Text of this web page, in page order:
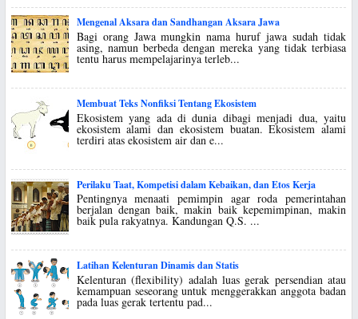
Mengenal Aksara dan Sandhangan Aksara Jawa
Bagi orang Jawa mungkin nama huruf jawa sudah tidak
asing, namun berbeda dengan mereka yang tidak terbiasa
tentu harus mempelajarinya terleb...
Membuat Teks Nonfiksi Tentang Ekosistem
Ekosistem yang ada di dunia dibagi menjadi dua, yaitu
ekosistem alami dan ekosistem buatan. Ekosistem alami
terdiri atas ekosistem air dan e...
Perilaku Taat, Kompetisi dalam Kebaikan, dan Etos Kerja
Pentingnya menaati pemimpin agar roda pemerintahan
berjalan dengan baik, makin baik kepemimpinan, makin
baik pula rakyatnya. Kandungan Q.S. ...
Latihan Kelenturan Dinamis dan Statis
Kelenturan (flexibility) adalah luas gerak persendian atau
kemampuan seseorang untuk menggerakkan anggota badan
pada luas gerak tertentu pad...